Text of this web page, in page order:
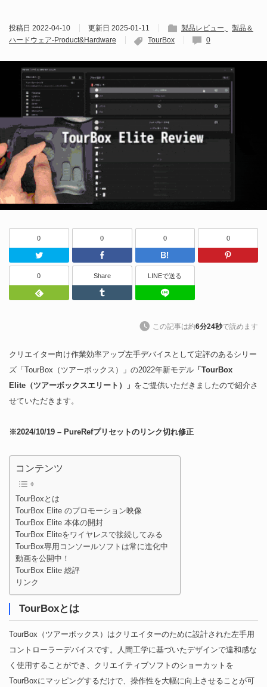
投稿日 2022-04-10 更新日 2025-01-11 製品レビュー
製品＆
ハードウェア-Product&Hardware
TourBox 0
0
Twitter
0
Facebook
0
はてなブッ
0
0
Feedly
Share
Tumblr
LINEで送る
この記事は約6分24秒で読めます
クリエイター向け作業効率アップ左手デバイスとして定評のあるシリー
ズ「TourBox（ツアーボックス）」の2022年新モデル 「TourBox
Elite（ツアーボックスエリート）」 をご提供いただきましたので紹介さ
せていただきます。
※2024/10/19 – PureRefプリセットのリンク切れ修正
コンテンツ
TourBoxとは
TourBox Elite のプロモーション映像
TourBox Elite 本体の開封
TourBox Eliteをワイヤレスで接続してみる
TourBox専用コンソールソフトは常に進化中
動画を公開中！
TourBox Elite 総評
リンク
TourBoxとは
TourBox（ツアーボックス）はクリエイターのために設計された左手用
コントローラーデバイスです。人間工学に基づいたデザインで違和感な
く使用することができ、クリエイティブソフトのショーカットを
TourBoxにマッピングするだけで、操作性を大幅に向上させることが可